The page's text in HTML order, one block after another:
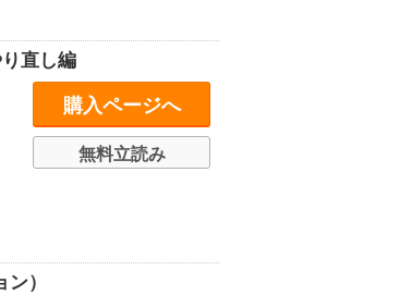
直し編
購入ページへ
無料立読み
）